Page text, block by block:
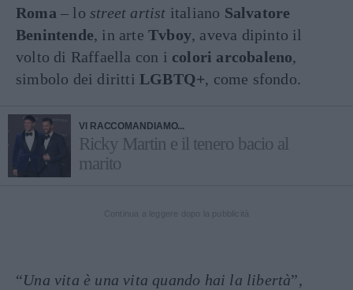
Roma – lostreet artist italiano Salvatore
Benintende, in arte Tvboy, aveva dipinto il
volto di Raffaella con i colori arcobaleno,
simbolo dei diritti LGBTQ+, come sfondo.
VI RACCOMANDIAMO...
Ricky Martin e il tenero bacio al
marito
“Una vita è una vita quando hai la libertà”,